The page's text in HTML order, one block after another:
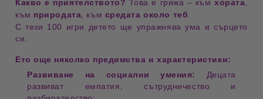
Какво е приятелството? Това е грижа – къмхората
към природата , към средата около теб
С тези 100 игри детето ще упражнява ума и сърцето
си.
Ето още няколко предимства и характеристики:
Развиване на социални умения:
Децата
развиват емпатия, сътрудничество и